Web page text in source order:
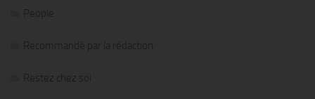
People
Recommandé par la rédaction
Restez chez soi